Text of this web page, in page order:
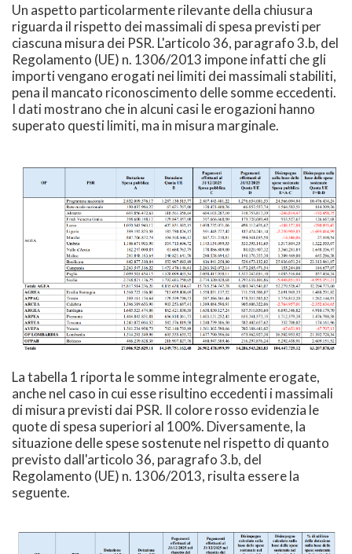
Un aspetto particolarmente rilevante della chiusura
riguarda il rispetto dei massimali di spesa previsti per
ciascuna misura dei PSR. L'articolo 36, paragrafo 3.b, del
Regolamento (UE) n. 1306/2013 impone infatti che gli
importi vengano erogati nei limiti dei massimali stabiliti,
pena il mancato riconoscimento delle somme eccedenti.
I dati mostrano che in alcuni casi le erogazioni hanno
superato questi limiti, ma in misura marginale.
La tabella 1 riporta le somme integralmente erogate,
anche nel caso in cui esse risultino eccedenti i massimali
di misura previsti dai PSR. Il colore rosso evidenzia le
quote di spesa superiori al 100%. Diversamente, la
situazione delle spese sostenute nel rispetto di quanto
previsto dall'articolo 36, paragrafo 3.b, del
Regolamento (UE) n. 1306/2013, risulta essere la
seguente.